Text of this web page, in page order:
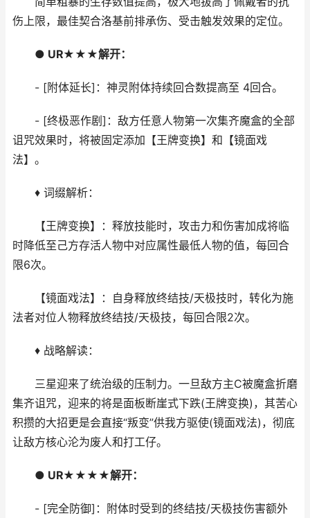
伤上限，最佳契合洛基前排承伤、受击触发效果的定位。
● UR★★★解开：
- [附体延长]：神灵附体持续回合数提高至 4回合。
- [终极恶作剧]：敌方任意人物第一次集齐魔盒的全部
诅咒效果时，将被固定添加【王牌变换】和【镜面戏
法】。
♦ 词缀解析：
【王牌变换】：释放技能时，攻击力和伤害加成将临
时降低至己方存活人物中对应属性最低人物的值，每回合
限6次。
【镜面戏法】：自身释放终结技/天极技时，转化为施
法者对位人物释放终结技/天极技，每回合限2次。
♦ 战略解读：
三星迎来了统治级的压制力。一旦敌方主C被魔盒折磨
集齐诅咒，迎来的将是面板断崖式下跌(王牌变换)，其苦心
积攒的大招更是会直接“叛变”供我方驱使(镜面戏法)，彻底
让敌方核心沦为废人和打工仔。
● UR★★★★解开：
- [完全防御]：附体时受到的终结技/天极技伤害额外